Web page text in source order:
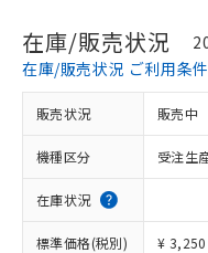
在庫/販売状況
在庫/販売状況 ご利用条件
販売状況 販売中
機種区分 受注生
在庫状況
標準価格(税別) ¥ 3,250